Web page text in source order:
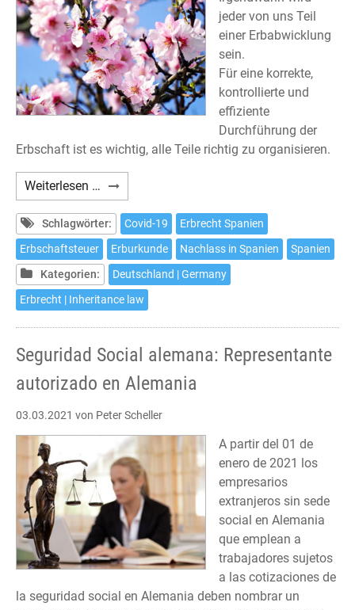
jeder von uns Teil
einer Erbabwicklung
sein.
Für eine korrekte,
kontrollierte und
effiziente
Durchführung der
Erbschaft ist es wichtig, alle Teile richtig zu organisieren.
Weiterlesen … Abwicklungen
für
Erbschaften
in
Spanien
Schlagwörter: Covid-19
Erbrecht Spanien
Erbschaftsteuer
Erburkunde Nachlass in Spanien
Spanien
Kategorien:
Deutschland | Germany
Erbrecht | Inheritance law
Seguridad Social alemana: Representante
autorizado en Alemania
03.03.2021 von Peter Scheller
A partir del 01 de
enero de 2021 los
empresarios
extranjeros sin sede
social en Alemania
que emplean a
trabajadores sujetos
a las cotizaciones de
la seguridad social en Alemania deben nombrar un